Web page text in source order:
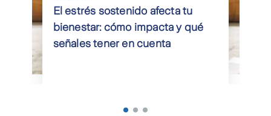
El estrés sostenido afecta tu
bienestar: cómo impacta y qué
señales tener en cuenta